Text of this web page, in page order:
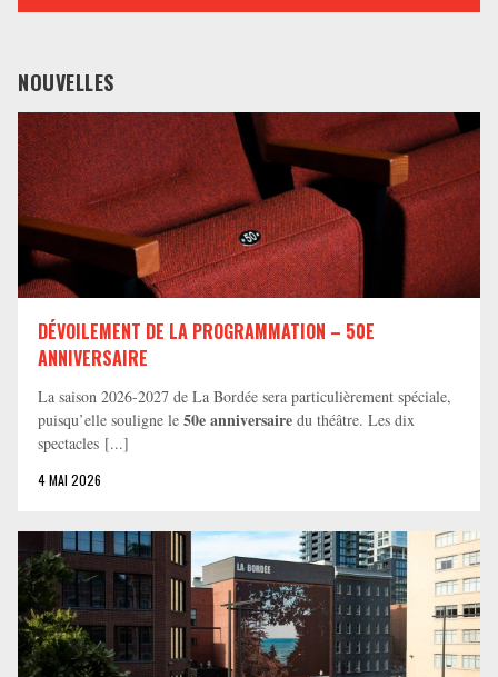
NOUVELLES
DÉVOILEMENT DE LA PROGRAMMATION – 50E
ANNIVERSAIRE
La saison 2026-2027 de La Bordée sera particulièrement spéciale,
puisqu’elle souligne le 50e anniversaire du théâtre. Les dix
spectacles [...]
4 MAI 2026